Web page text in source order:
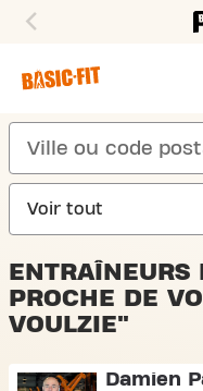
search
ENTRAÎNEURS
PROCHE DE
VOULZIE"
Damien